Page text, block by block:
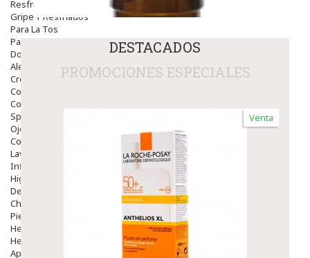
Resfriados
Gripe Y Resfriados
Para La Tos
Para Descongestionar La Nariz
Dolor De Garganta
Alergias Y Picaduras
Cremas
Comprimidos
Colirios
Sprays
Ojos Y Oidos
Congestión
Lavado Ojos
Inflamación Del Oido (otitis)
Higiene Oido
Deshabituación Tabaquismo
Chicles
Piel
Herpes Y Hongos
Heridas Y úlceras
Aparato Genital
DESTACADOS
PROMOCIONES ESPECIALES
Venta